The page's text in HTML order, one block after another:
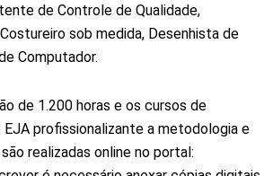
de Controle de Qualidade,
sob medida, Desenhista de
Computador.
de 1.200 horas e os cursos de
profissionalizante a metodologia e
realizadas online no portal: